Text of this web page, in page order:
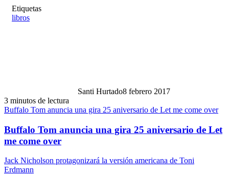
Etiquetas
libros
Santi Hurtado8 febrero 2017
3 minutos de lectura
Buffalo Tom anuncia una gira 25 aniversario de Let me come over
Buffalo Tom anuncia una gira 25 aniversario de Let
me come over
Jack Nicholson protagonizará la versión americana de Toni
Erdmann